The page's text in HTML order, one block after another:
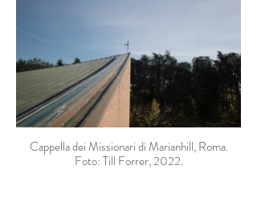
Cappella dei Missionari di Marianhill, Roma.
Foto: Till Forrer, 2022.